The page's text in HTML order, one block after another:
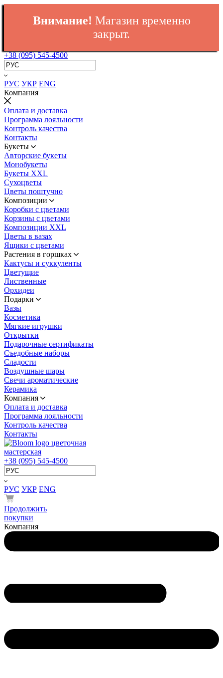
Внимание! Магазин временно
закрыт.
+38 (095) 545-4500
РУС УКР ENG
Компания
Оплата и доставка
Программа лояльности
Контроль качества
Контакты
Букеты
Авторские букеты
Монобукеты
Букеты XXL
Сухоцветы
Цветы поштучно
Композиции
Коробки с цветами
Корзины с цветами
Композиции XXL
Цветы в вазах
Ящики с цветами
Растения в горшках
Кактусы и суккуленты
Цветущие
Лиственные
Орхидеи
Подарки
Вазы
Косметика
Мягкие игрушки
Открытки
Подарочные сертификаты
Съедобные наборы
Сладости
Воздушные шары
Свечи ароматические
Керамика
Компания
Оплата и доставка
Программа лояльности
Контроль качества
Контакты
цветочная
мастерская
+38 (095) 545-4500
РУС УКР ENG
Продолжить
покупки
Компания